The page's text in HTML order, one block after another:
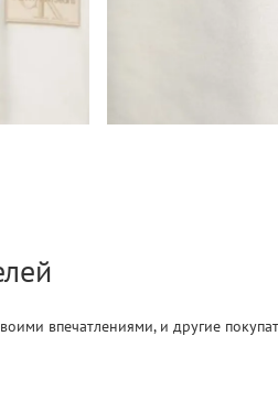
впечатлениями, и другие